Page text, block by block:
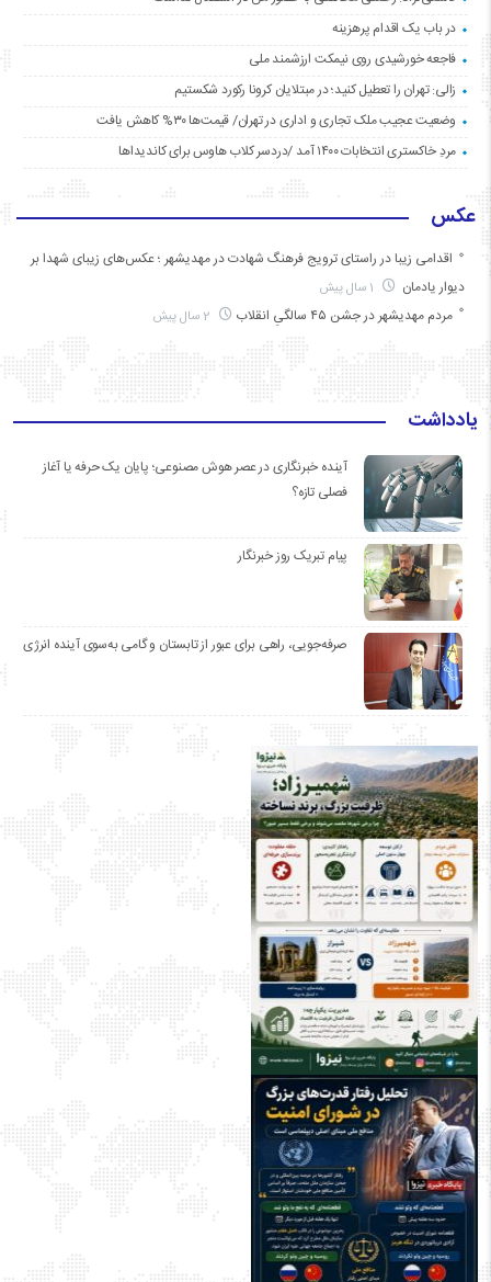
در باب یک اقدام پرهزینه
فاجعه خورشیدی روی نیمکت ارزشمند ملی
زالی: تهران را تعطیل کنید؛ در مبتلایان کرونا رکورد شکستیم
وضعیت عجیب ملک تجاری و اداری در تهران/ قیمت‌ها ۳۰% کاهش یافت
مردِ خاکستری انتخابات ۱۴۰۰ آمد /دردسر کلاب هاوس برای کاندیداها
عکس
اقدامی زیبا در راستای ترویج فرهنگ شهادت در مهدیشهر ؛ عکس‌های زیبای شهدا بر
دیوار یادمان
مردم مهدیشهر در جشن ۴۵ سالگیِ انقلاب
یادداشت
آینده خبرنگاری در عصر هوش مصنوعی؛ پایان یک حرفه یا آغاز
فصلی تازه؟
پیام تبریک روز خبرنگار
صرفه‌جویی، راهی برای عبور از تابستان و گامی به‌سوی آینده انرژی